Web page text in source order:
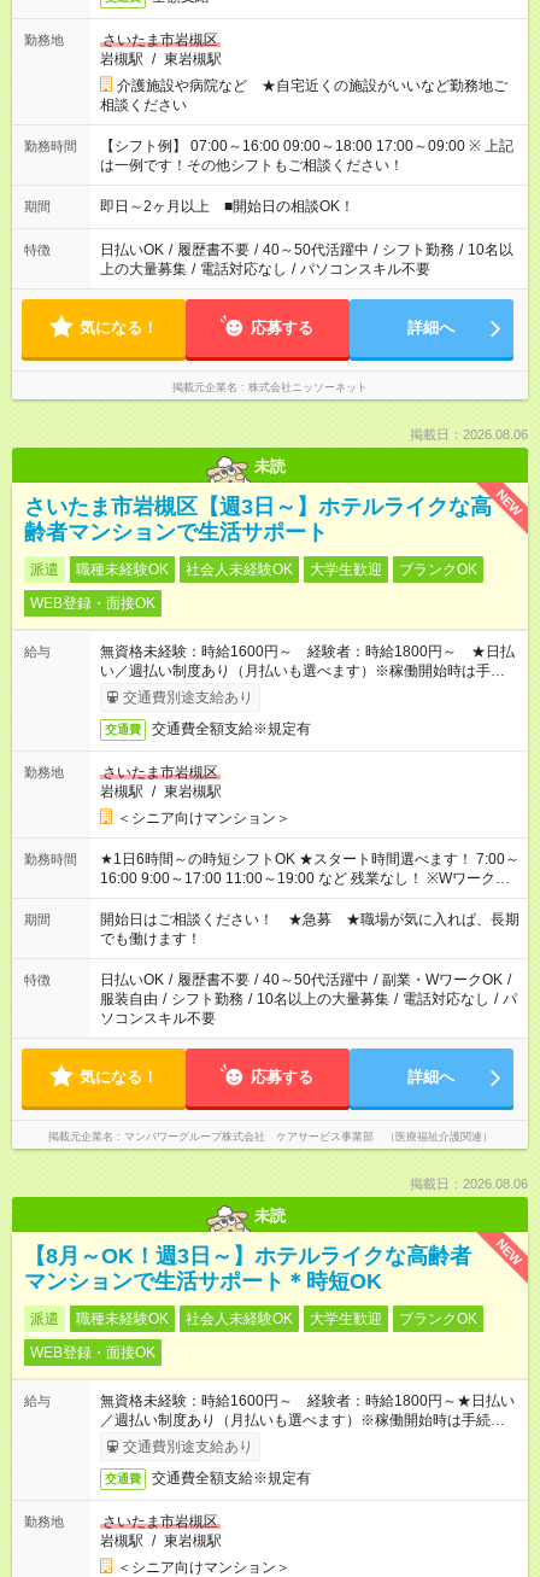
勤務地
さいたま市岩槻区
岩槻駅 / 東岩槻駅
介護施設や病院など ★自宅近くの施設がいいなど勤務地ご
相談ください
勤務時間
【シフト例】 07:00～16:00 09:00～18:00 17:00～09:00 ※ 上記
は一例です！その他シフトもご相談ください！
期間 即日～2ヶ月以上 ■開始日の相談OK！
特徴 日払いOK / 履歴書不要 / 40～50代活躍中 / シフト勤務 / 10名以
上の大量募集 / 電話対応なし / パソコンスキル不要
気になる！ 応募する 詳細へ
掲載元企業名 株式会社ニッソーネット
掲載日：2026.08.06
未読
NEW
さいたま市岩槻区【週3日～】ホテルライクな高
齢者マンションで生活サポート
派遣 職種未経験OK 社会人未経験OK 大学生歓迎
ブランクOK
WEB登録・面接OK
給与
無資格未経験：時給1600円～ 経験者：時給1800円～ ★日払
い／週払い制度あり（月払いも選べます）※稼働開始時は手続き
完了次第のお支払いとなります。
交通費別途支給あり
交通費 交通費全額支給※規定有
勤務地
さいたま市岩槻区
岩槻駅 / 東岩槻駅
＜シニア向けマンション＞
勤務時間
★1日6時間～の時短シフトOK ★スタート時間選べます！ 7:00～
16:00 9:00～17:00 11:00～19:00 など 残業なし！ ※Wワークの
場合、他のお仕事と合わせ週40時間超の就業はご案内できませ
ん ※法令に基づき、週20時間以上勤務は社会保険への加入対象
となります ※労働者派遣法（日雇い派遣の原則禁止）により、
短時間・短期間の就業はご案内が難しい場合があります
期間
開始日はご相談ください！ ★急募 ★職場が気に入れば、長期
でも働けます！
特徴 日払いOK / 履歴書不要 / 40～50代活躍中 / 副業・WワークOK /
服装自由 / シフト勤務 / 10名以上の大量募集 / 電話対応なし / パ
ソコンスキル不要
気になる！ 応募する 詳細へ
掲載元企業名 マンパワーグループ株式会社 ケアサービス事業部 （医療福祉介護関連）
掲載日：2026.08.06
未読
NEW
【8月～OK！週3日～】ホテルライクな高齢者
マンションで生活サポート＊時短OK
派遣 職種未経験OK 社会人未経験OK 大学生歓迎
ブランクOK
WEB登録・面接OK
給与
無資格未経験：時給1600円～ 経験者：時給1800円～★日払い
／週払い制度あり（月払いも選べます）※稼働開始時は手続き完
了次第のお支払いとなります。
交通費別途支給あり
交通費 交通費全額支給※規定有
勤務地
さいたま市岩槻区
岩槻駅 / 東岩槻駅
＜シニア向けマンション＞